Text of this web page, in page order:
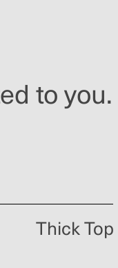
to you.
Thick Top